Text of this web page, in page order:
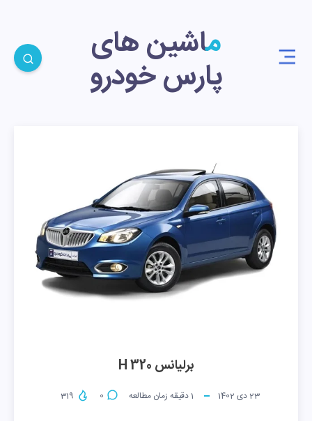
ماشین های
پارس خودرو
برلیانس H 320
23 دی 1402 1دقیقه زمان مطالعه 0